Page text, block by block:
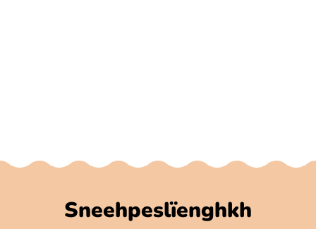
Sneehpeslïenghkh